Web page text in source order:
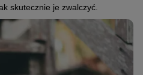
skutecznie je zwalczyć.